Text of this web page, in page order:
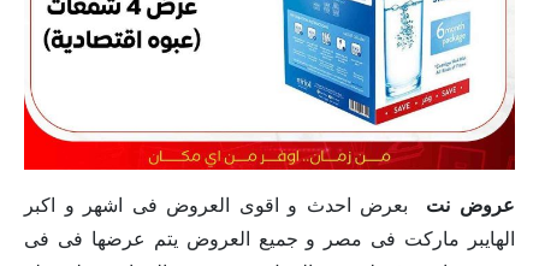
عروض نت بعرض احدث و اقوى العروض فى اشهر و اكبر
الهايبر ماركت فى مصر و جميع العروض يتم عرضها فى فى